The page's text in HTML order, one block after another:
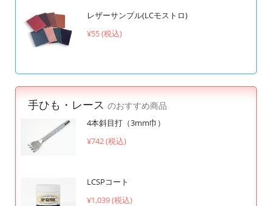
レザーサンプル(LCモストロ)
¥55 (税込)
手ひも・レース のおすすめ商品
4本斜目打（3mm巾）
¥742 (税込)
LCSPコート
¥1,039 (税込)